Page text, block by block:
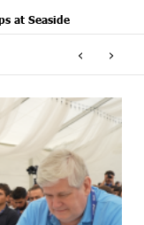
at Seaside
mobile
About
and changes
‹ ›